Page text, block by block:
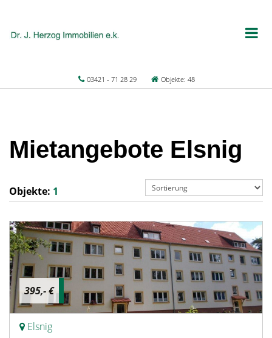
03421 - 71 28 29 Objekte: 48
Mietangebote Elsnig
Objekte: 1
395,- €
Elsnig